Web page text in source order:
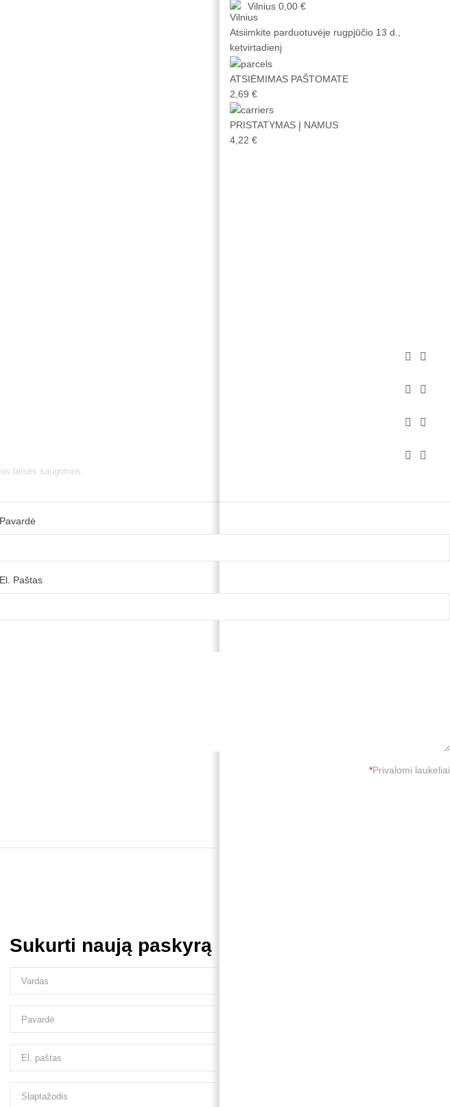
Vilnius 0,00 €
Atsiimkite parduotuvėje rugpjūčio 13 d.,
ketvirtadienį
ATSIĖMIMAS PAŠTOMATE
2,69 €
PRISTATYMAS Į NAMUS
4,22 €








teisės saugomos.
Pavardė
El. Paštas
*Privalomi laukeliai
Sukurti naują paskyrą